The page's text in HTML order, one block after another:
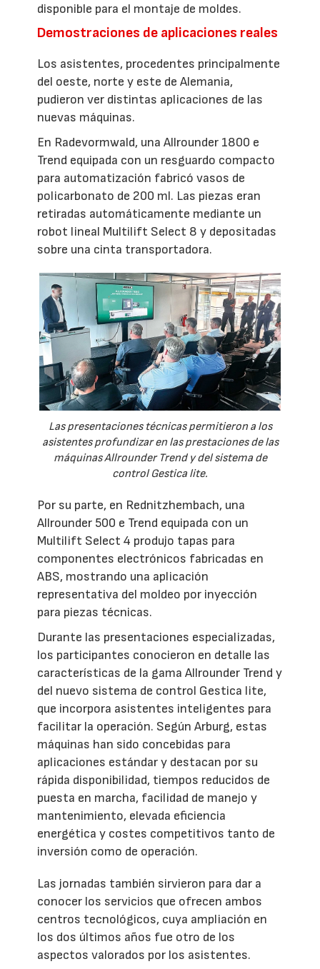
disponible para el montaje de moldes.
Demostraciones de aplicaciones reales
Los asistentes, procedentes principalmente
del oeste, norte y este de Alemania,
pudieron ver distintas aplicaciones de las
nuevas máquinas.
En Radevormwald, una Allrounder 1800 e
Trend equipada con un resguardo compacto
para automatización fabricó vasos de
policarbonato de 200 ml. Las piezas eran
retiradas automáticamente mediante un
robot lineal Multilift Select 8 y depositadas
sobre una cinta transportadora.
Las presentaciones técnicas permitieron a los
asistentes profundizar en las prestaciones de las
máquinas Allrounder Trend y del sistema de
control Gestica lite.
Por su parte, en Rednitzhembach, una
Allrounder 500 e Trend equipada con un
Multilift Select 4 produjo tapas para
componentes electrónicos fabricadas en
ABS, mostrando una aplicación
representativa del moldeo por inyección
para piezas técnicas.
Durante las presentaciones especializadas,
los participantes conocieron en detalle las
características de la gama Allrounder Trend y
del nuevo sistema de control Gestica lite,
que incorpora asistentes inteligentes para
facilitar la operación. Según Arburg, estas
máquinas han sido concebidas para
aplicaciones estándar y destacan por su
rápida disponibilidad, tiempos reducidos de
puesta en marcha, facilidad de manejo y
mantenimiento, elevada eficiencia
energética y costes competitivos tanto de
inversión como de operación.
Las jornadas también sirvieron para dar a
conocer los servicios que ofrecen ambos
centros tecnológicos, cuya ampliación en
los dos últimos años fue otro de los
aspectos valorados por los asistentes.